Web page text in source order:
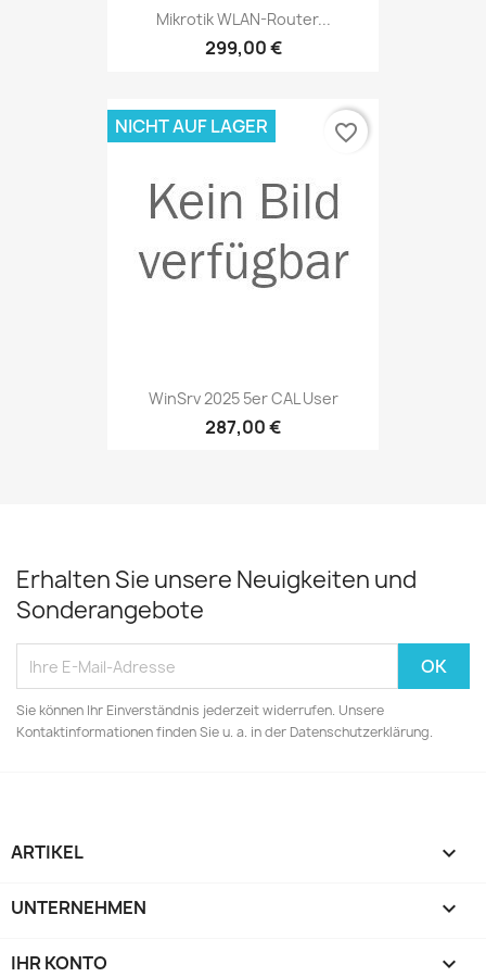
Mikrotik WLAN-Router...
299,00 €
WinSrv 2025 5er CAL User
287,00 €
NICHT AUF LAGER favorite_border
Erhalten Sie unsere Neuigkeiten und
Sonderangebote
Sie können Ihr Einverständnis jederzeit widerrufen. Unsere
Kontaktinformationen finden Sie u. a. in der Datenschutzerklärung.
ARTIKEL 
UNTERNEHMEN 
IHR KONTO 